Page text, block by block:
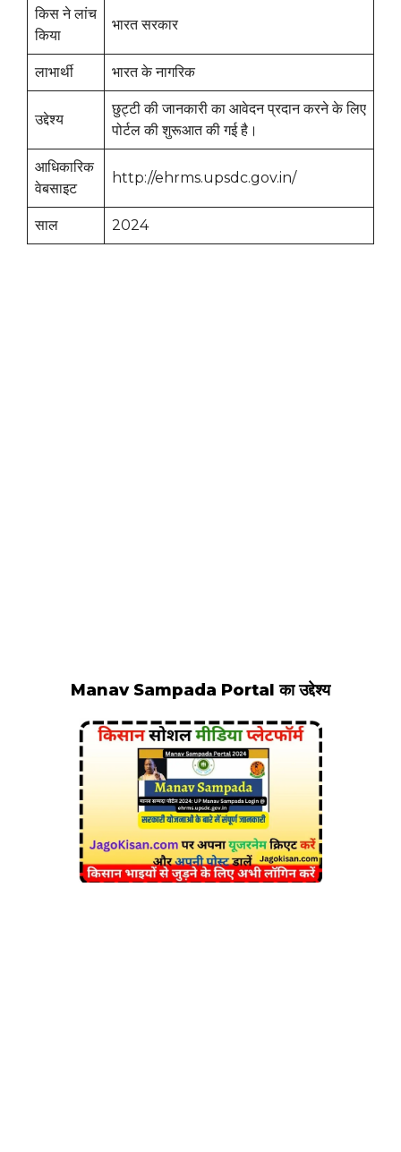
किस ने लांच
किया
भारत सरकार
लाभार्थी भारत के नागरिक
उद्देश्य
छुट्टी की जानकारी का आवेदन प्रदान करने के लिए
पोर्टल की शुरूआत की गई है।
आधिकारिक
वेबसाइट
http://ehrms.upsdc.gov.in/
साल 2024
Manav Sampada Portal का उद्देश्य